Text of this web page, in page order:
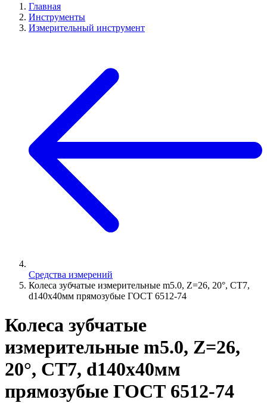
Главная
Инструменты
Измерительный инструмент
Средства измерений
Колеса зубчатые измерительные m5.0, Z=26, 20°, СТ7,
d140х40мм прямозубые ГОСТ 6512-74
Колеса зубчатые
измерительные m5.0, Z=26,
20°, СТ7, d140х40мм
прямозубые ГОСТ 6512-74